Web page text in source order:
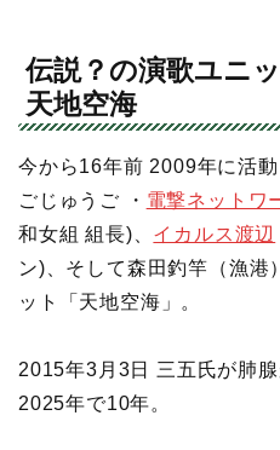
伝説？の演歌ユニ
天地空海
今から16年前 2009年に活
ごじゅうご ・ 電撃ネットワ
和女組 組長)、 イカルス渡辺
ン)、そして森田釣竿（漁港
ット「天地空海」。
2015年3月3日 三五氏が肺
2025年で10年。